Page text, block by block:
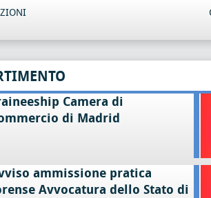
Camera di
di Madrid
ammissione pratica
Avvocatura dello Stato di